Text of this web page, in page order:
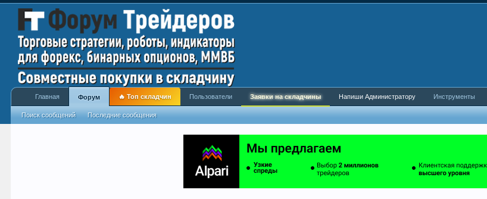
Главная Форум
Поиск сообщений Последние сообщения
🔥 Топ складчин Пользователи Заявки на складчины Напиши Администратору Инструменты